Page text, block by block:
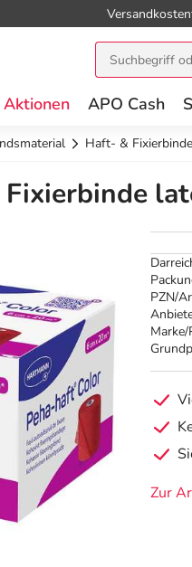
Aktionen APO Cash
Haft- &
PZN/
Zur